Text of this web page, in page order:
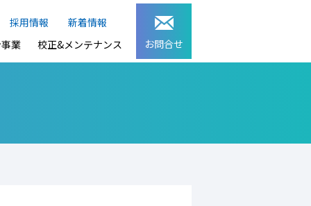
お問合せ
採用情報
新着情報
業 校正&メンテナンス